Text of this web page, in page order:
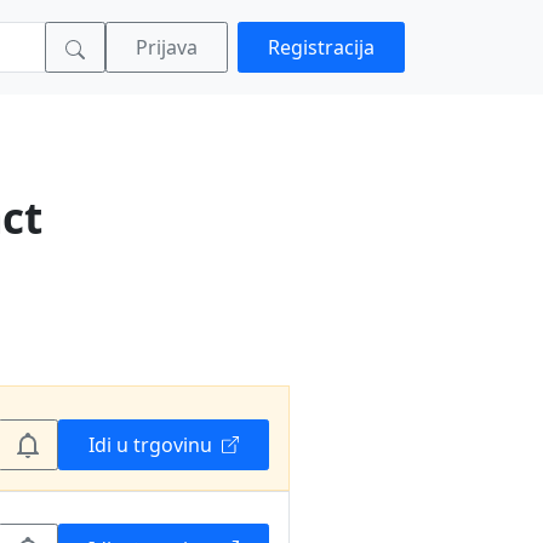
Prijava Registracija
Idi u trgovinu